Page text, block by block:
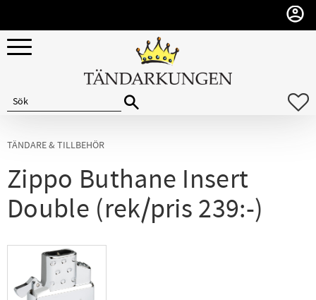
Meny
TÄNDARE & TILLBEHÖR
Zippo Buthane Insert
Double (rek/pris 239:-)